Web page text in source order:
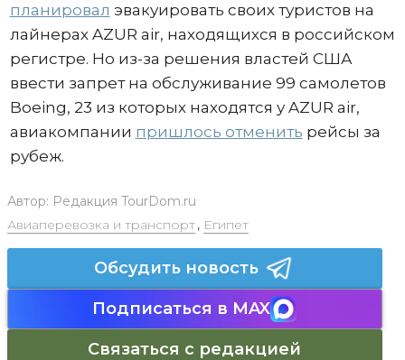
планировал эвакуировать своих туристов на
лайнерах AZUR air, находящихся в российском
регистре. Но из-за решения властей США
ввести запрет на обслуживание 99 самолетов
Boeing, 23 из которых находятся у AZUR air,
авиакомпании пришлось отменить рейсы за
рубеж.
Автор: Редакция TourDom.ru
Авиаперевозка и транспорт, Египет
Обсудить новость
Подписаться в MAX
Связаться с редакцией